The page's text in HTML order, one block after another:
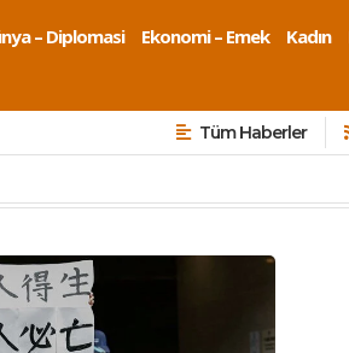
– Diplomasi Ekonomi – Emek Kadın
Tüm Haberler